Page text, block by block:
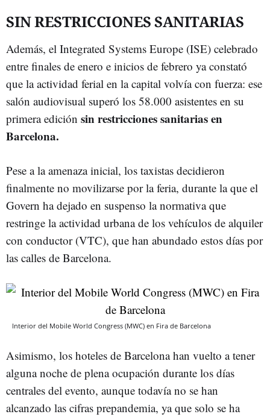
SIN RESTRICCIONES SANITARIAS
Además, el Integrated Systems Europe (ISE) celebrado
entre finales de enero e inicios de febrero ya constató
que la actividad ferial en la capital volvía con fuerza: ese
salón audiovisual superó los 58.000 asistentes en su
primera edición sin restricciones sanitarias en
Barcelona.
Pese a la amenaza inicial, los taxistas decidieron
finalmente no movilizarse por la feria, durante la que el
Govern ha dejado en suspenso la normativa que
restringe la actividad urbana de los vehículos de alquiler
con conductor (VTC), que han abundado estos días por
las calles de Barcelona.
Interior del Mobile World Congress (MWC) en Fira de Barcelona
Asimismo, los hoteles de Barcelona han vuelto a tener
alguna noche de plena ocupación durante los días
centrales del evento, aunque todavía no se han
alcanzado las cifras prepandemia, ya que solo se ha